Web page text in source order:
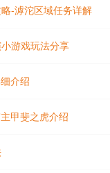
-滹沱区域任务详解
游戏玩法分享
介绍
甲斐之虎介绍